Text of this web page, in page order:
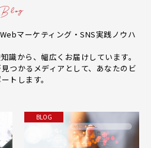
マーケティング・SNS実践ノウハ
識から、幅広くお届けしています。
つかるメディアとして、あなたのビ
トします。
BLOG